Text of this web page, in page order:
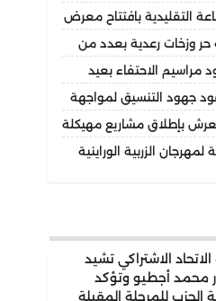
التقليدية بافتتاح معرض
عارضين من مختلف جهات
حر وزخات رعدية بعدد من
مراسيم الاحتفاء بعيد
ملكية
جهود التنسيق لمواجهة
بإطلاق مشاريع مهيكلة
لمهرجان الزربية الوراينية
الاشتراكي تشيد
محمد أجطيو وتؤكد
الحزب للمرحلة المقبلة